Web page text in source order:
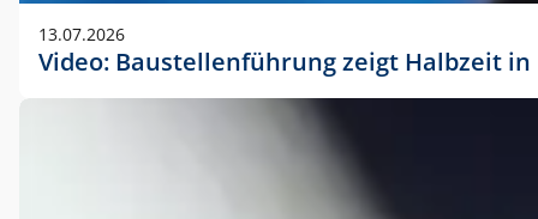
13.07.2026
Video: Baustellenführung zeigt Halbzeit